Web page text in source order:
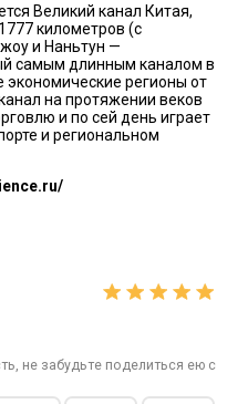
Великий канал Китая,
километров (с
и Наньтун —
самым длинным каналом в
регионы от
на протяжении веков
и по сей день играет
и региональном
не забудьте поделиться ею с